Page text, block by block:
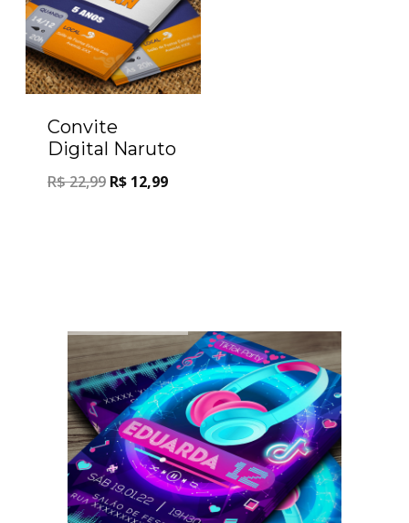
Convite
Digital Naruto
R$22,99 R$ 12,99